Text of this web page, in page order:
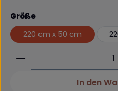
Größeauswählen
220 cm x 50 cm
Produkt Anzahl: Gib
In den